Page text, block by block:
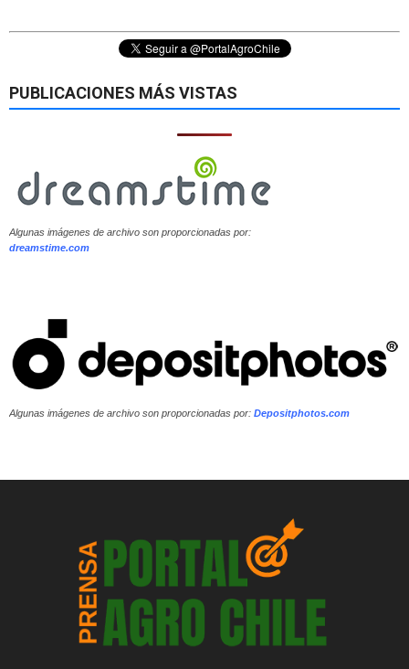
PUBLICACIONES MÁS VISTAS
Algunas imágenes de archivo son proporcionadas por:
dreamstime.com
Algunas imágenes de archivo son proporcionadas por: Depositphotos.com